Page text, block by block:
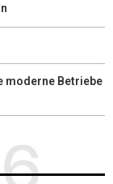
moderne Betriebe